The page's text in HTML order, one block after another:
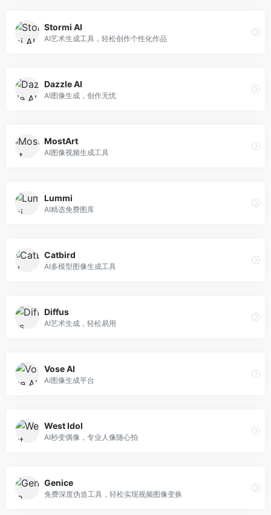
Stormi AI
AI艺术生成工具，轻松创作个性化作品
Dazzle AI
AI图像生成，创作无忧
MostArt
AI图像视频生成工具
Lummi
AI精选免费图库
Catbird
AI多模型图像生成工具
Diffus
AI艺术生成，轻松易用
Vose AI
AI图像生成平台
West Idol
AI秒变偶像，专业人像随心拍
Genice
免费深度伪造工具，轻松实现视频图像变换